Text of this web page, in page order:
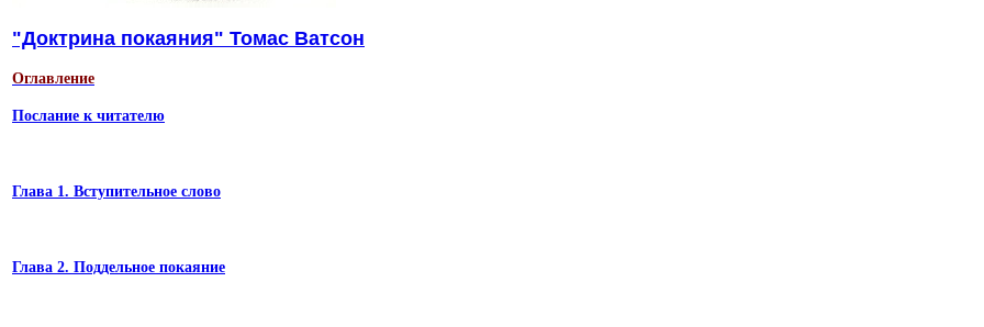
"Доктрина покаяния" Томас Ватсон
Оглавление
Послание к читателю
Глава 1. Вступительное слово
Глава 2. Поддельное покаяние